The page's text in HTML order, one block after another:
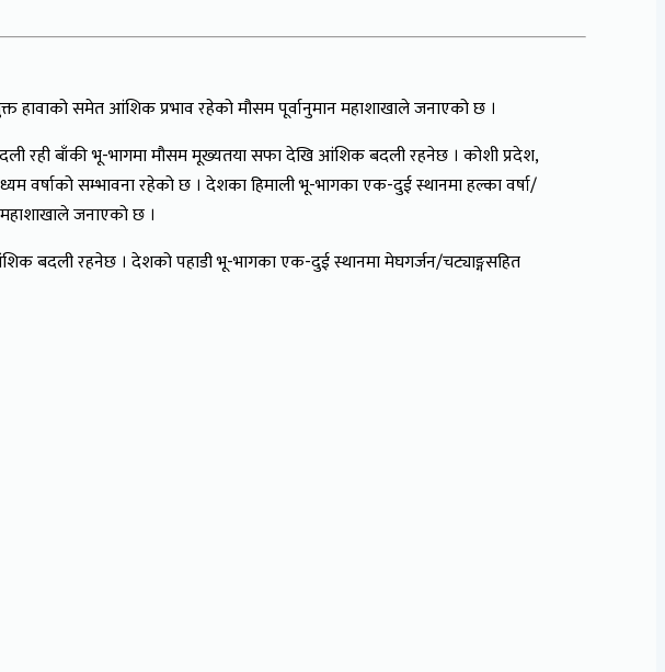
हावाको समेत आंशिक प्रभाव रहेको मौसम पूर्वानुमान महाशाखाले जनाएको छ ।
रही बाँकी भू-भागमा मौसम मूख्यतया सफा देखि आंशिक बदली रहनेछ । कोशी प्रदेश,
वर्षाको सम्भावना रहेको छ । देशका हिमाली भू-भागका ‍एक-दुई स्थानमा हल्का वर्षा/
जनाएको छ ।
बदली रहनेछ । देशको पहाडी भू-भागका एक-दुई स्थानमा मेघगर्जन/चट्याङ्गसहित